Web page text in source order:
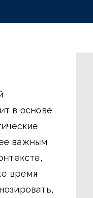
в основе
важным
время